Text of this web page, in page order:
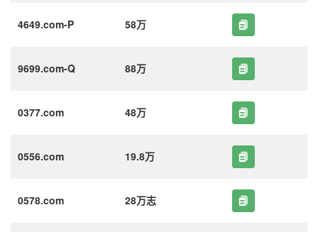
4649.com-P 58万
9699.com-Q 88万
0377.com 48万
0556.com 19.8万
0578.com 28万志